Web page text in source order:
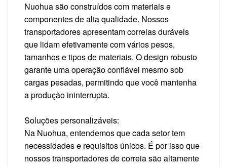
Nuohua são construídos com materiais e
componentes de alta qualidade. Nossos
transportadores apresentam correias duráveis
que lidam efetivamente com vários pesos,
tamanhos e tipos de materiais. O design robusto
garante uma operação confiável mesmo sob
cargas pesadas, permitindo que você mantenha
a produção ininterrupta.
Soluções personalizáveis:
Na Nuohua, entendemos que cada setor tem
necessidades e requisitos únicos. É por isso que
nossos transportadores de correia são altamente